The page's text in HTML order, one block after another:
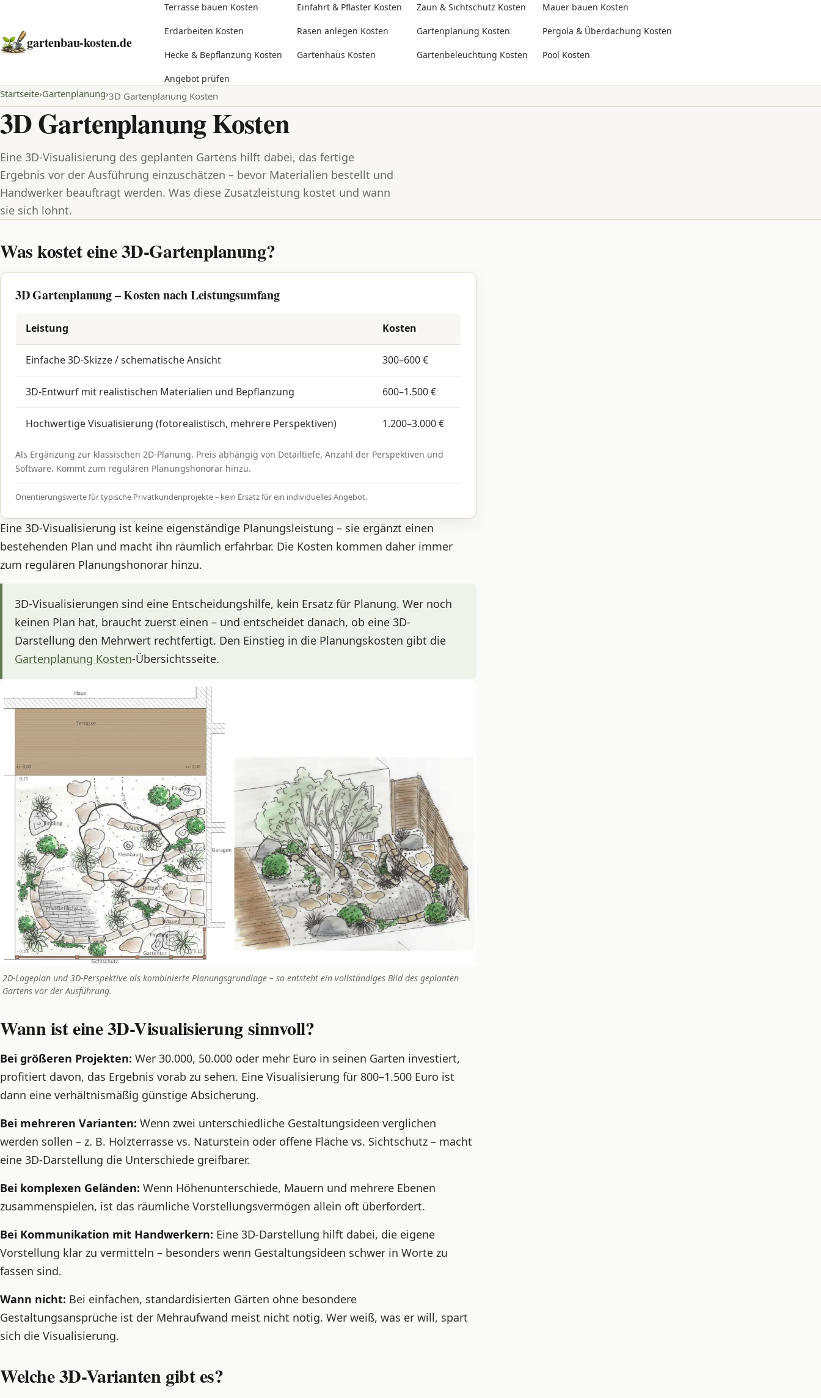
gartenbau-kosten.de
Terrasse bauen Kosten Einfahrt & Pflaster Kosten Zaun & Sichtschutz Kosten Mauer bauen Kosten
Erdarbeiten Kosten Rasen anlegen Kosten Gartenplanung Kosten Pergola & Überdachung Kosten
Hecke & Bepflanzung Kosten Gartenhaus Kosten Gartenbeleuchtung Kosten Pool Kosten
Angebot prüfen
Startseite Gartenplanung 3D Gartenplanung Kosten
3D Gartenplanung Kosten
Eine 3D-Visualisierung des geplanten Gartens hilft dabei, das fertige
Ergebnis vor der Ausführung einzuschätzen – bevor Materialien bestellt und
Handwerker beauftragt werden. Was diese Zusatzleistung kostet und wann
sie sich lohnt.
Was kostet eine 3D-Gartenplanung?
3D Gartenplanung – Kosten nach Leistungsumfang
Leistung Kosten
Einfache 3D-Skizze / schematische Ansicht 300–600 €
3D-Entwurf mit realistischen Materialien und Bepflanzung 600–1.500 €
Hochwertige Visualisierung (fotorealistisch, mehrere Perspektiven) 1.200–3.000 €
Als Ergänzung zur klassischen 2D-Planung. Preis abhängig von Detailtiefe, Anzahl der Perspektiven und
Software. Kommt zum regulären Planungshonorar hinzu.
Orientierungswerte für typische Privatkundenprojekte – kein Ersatz für ein individuelles Angebot.
Eine 3D-Visualisierung ist keine eigenständige Planungsleistung – sie ergänzt einen
bestehenden Plan und macht ihn räumlich erfahrbar. Die Kosten kommen daher immer
zum regulären Planungshonorar hinzu.
3D-Visualisierungen sind eine Entscheidungshilfe, kein Ersatz für Planung. Wer noch
keinen Plan hat, braucht zuerst einen – und entscheidet danach, ob eine 3D-
Darstellung den Mehrwert rechtfertigt. Den Einstieg in die Planungskosten gibt die
Gartenplanung Kosten-Übersichtsseite.
2D-Lageplan und 3D-Perspektive als kombinierte Planungsgrundlage – so entsteht ein vollständiges Bild des geplanten
Gartens vor der Ausführung.
Wann ist eine 3D-Visualisierung sinnvoll?
Bei größeren Projekten: Wer 30.000, 50.000 oder mehr Euro in seinen Garten investiert,
profitiert davon, das Ergebnis vorab zu sehen. Eine Visualisierung für 800–1.500 Euro ist
dann eine verhältnismäßig günstige Absicherung.
Bei mehreren Varianten: Wenn zwei unterschiedliche Gestaltungsideen verglichen
werden sollen – z. B. Holzterrasse vs. Naturstein oder offene Fläche vs. Sichtschutz – macht
eine 3D-Darstellung die Unterschiede greifbarer.
Bei komplexen Geländen: Wenn Höhenunterschiede, Mauern und mehrere Ebenen
zusammenspielen, ist das räumliche Vorstellungsvermögen allein oft überfordert.
Bei Kommunikation mit Handwerkern: Eine 3D-Darstellung hilft dabei, die eigene
Vorstellung klar zu vermitteln – besonders wenn Gestaltungsideen schwer in Worte zu
fassen sind.
Wann nicht: Bei einfachen, standardisierten Gärten ohne besondere
Gestaltungsansprüche ist der Mehraufwand meist nicht nötig. Wer weiß, was er will, spart
sich die Visualisierung.
Welche 3D-Varianten gibt es?